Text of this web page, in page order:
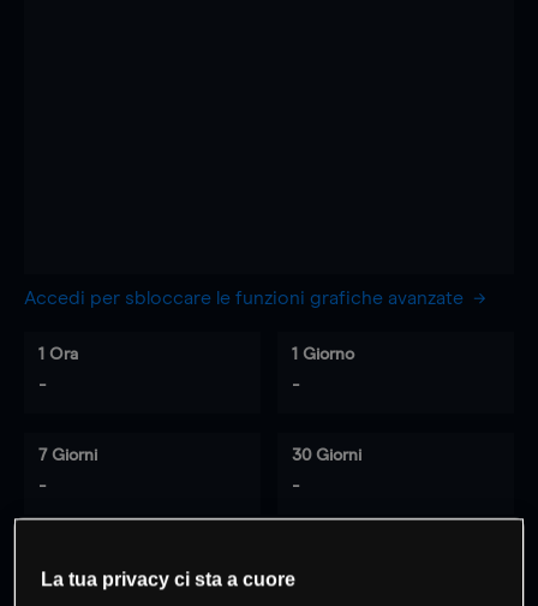
Accedi per sbloccare le funzioni grafiche avanzate
1 Ora
-
1 Giorno
-
7 Giorni
-
30 Giorni
-
0 % dei clienti hanno posizioni
La tua privacy ci sta a cuore